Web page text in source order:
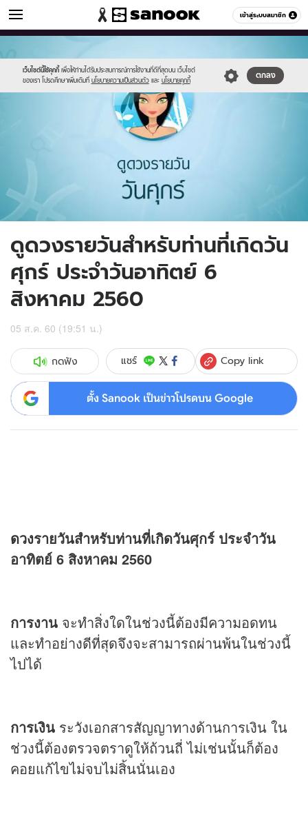
เข้าสู่ระบบสมาชิก
ดูดวง หมวดอื่นๆ
เว็บไซต์นี้ใช้คุกกี้ เพื่อให้ท่านได้รับประสบการณ์การใช้งานที่ดีที่สุดบน เว็บไซต์
ของเรา โปรดศึกษาเพิ่มเติมที่ นโยบายความเป็นส่วนตัว และ นโยบายคุกกี้
ตกลง
//s.isanook.com/sr/0/images/logo-
new-
sanook.png
//s.isanook.com/ho/0/ud/fxd/day/6_fri.jpg
ดูดวงรายวันสำหรับท่านที่เกิดวัน
ศุกร์ ประจำวันอาทิตย์ 6
สิงหาคม 2560
05 ส.ค. 60 (19:51 น.)
กดฟัง แชร์ Copy link
ตั้ง Sanook เป็นข่าวโปรดบน Google
ดวงรายวันสำหรับท่านที่เกิดวันศุกร์ ประจำวัน
อาทิตย์ 6 สิงหาคม 2560
การงาน จะทำสิ่งใดในช่วงนี้ต้องมีความอดทน
และทำอย่างดีที่สุดจึงจะสามารถผ่านพ้นในช่วงนี้
ไปได้
การเงิน ระวังเอกสารสัญญาทางด้านการเงิน ใน
ช่วงนี้ต้องตรวจตราดูให้ถ้วนถี่ ไม่เช่นนั้นก็ต้อง
คอยแก้ไขไม่จบไม่สิ้นนั่นเอง